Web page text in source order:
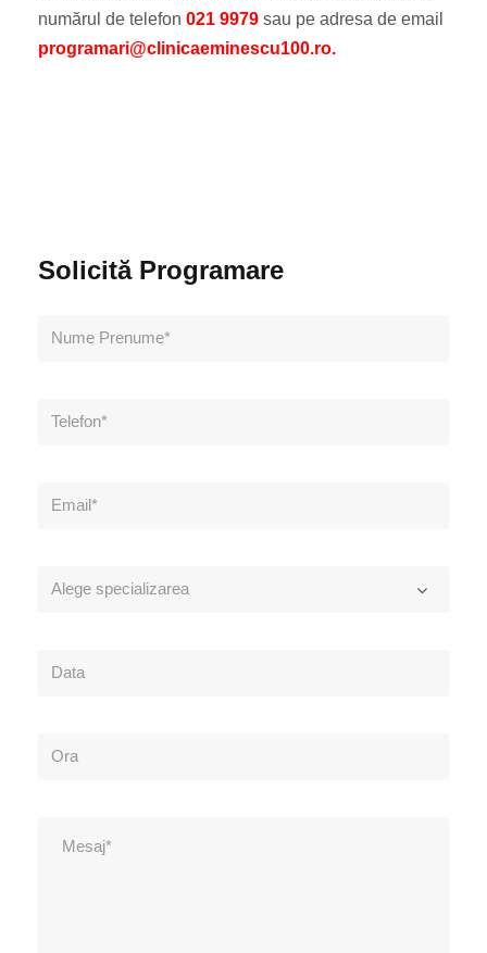
numărul de telefon 021 9979 sau pe adresa de email
programari@clinicaeminescu100.ro.
Solicită Programare